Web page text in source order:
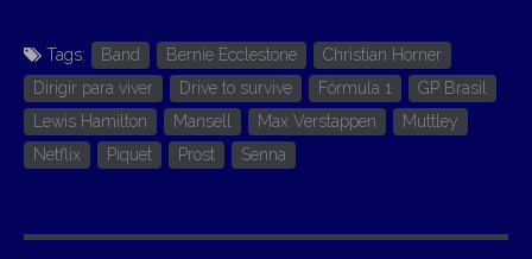
Tags: Band Bernie Ecclestone
Christian Horner
Dirigir para viver
Drive to survive Fórmula 1
GP Brasil
Lewis Hamilton
Mansell Max Verstappen
Muttley
Netflix
Piquet Prost Senna